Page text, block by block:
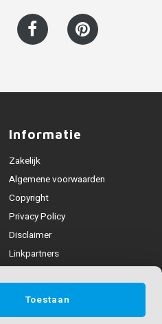
Informatie
Zakelijk
Algemene voorwaarden
Copyright
Privacy Policy
Disclaimer
Linkpartners
Toestaan